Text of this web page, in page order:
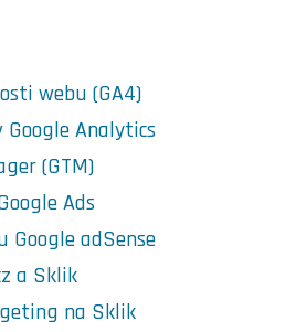
webu (GA4)
Google Analytics
(GTM)
Ads
Google adSense
a Sklik
na Sklik